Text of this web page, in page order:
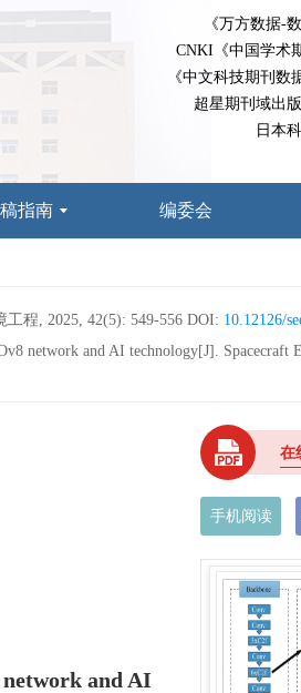
《万方数据-
CNKI《中国学术
《中文科技期刊数
超星期刊域出
日本
指南 编委会
程, 2025, 42(5): 549-556 DOI: 10.12126/
network and AI technology[J]. Spacecraft
and AI
在
手机阅读